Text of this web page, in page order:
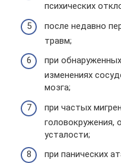
психических
после недавно
травм;
при
изменениях
мозга;
при частых
головокружения,
усталости;
при панических